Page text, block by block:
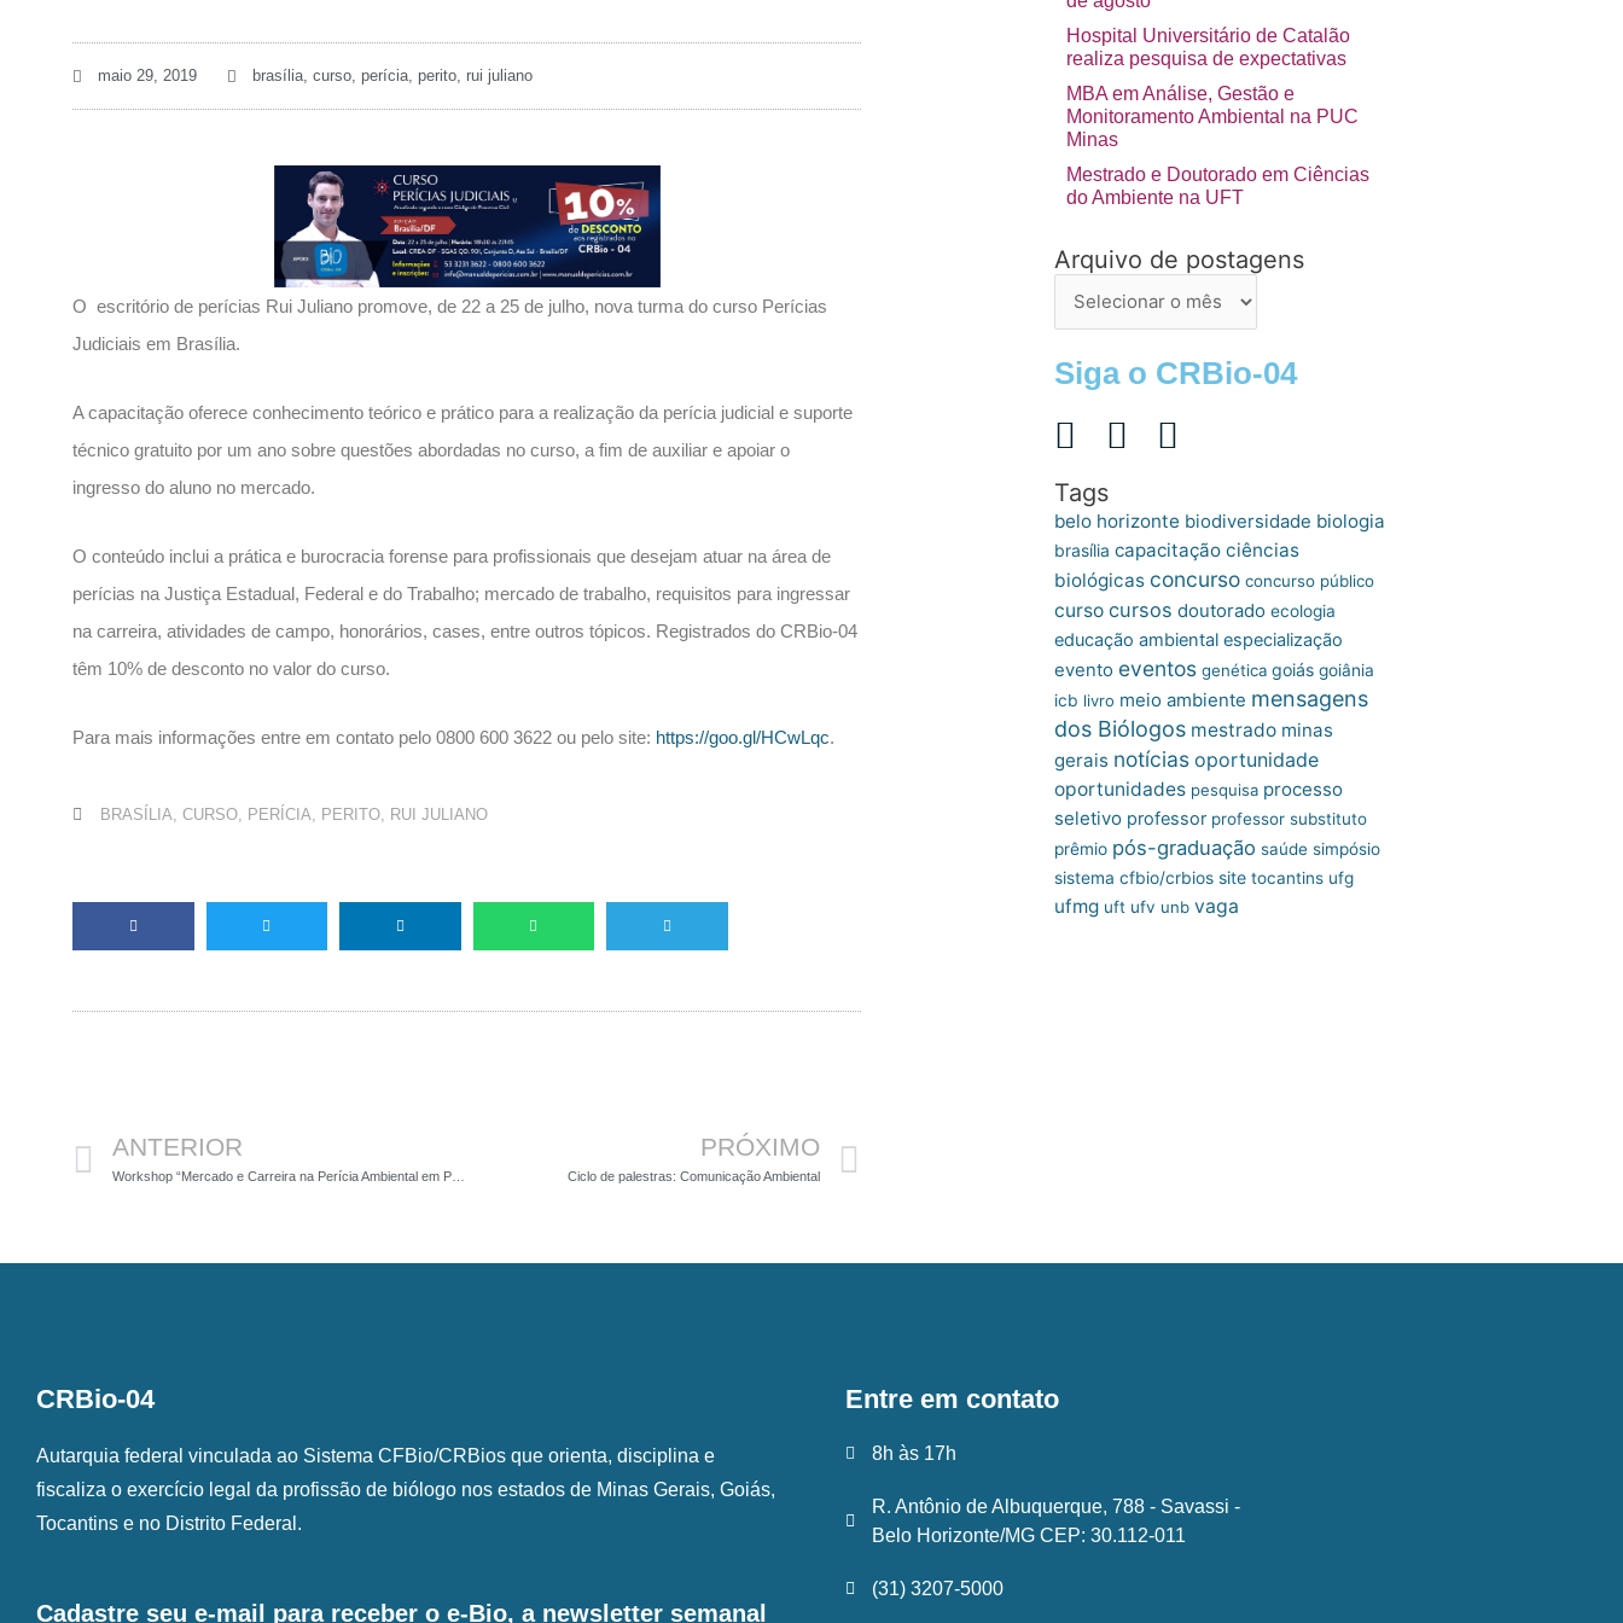
maio 29, 2019 brasília, curso, perícia, perito, rui juliano
O escritório de perícias Rui Juliano promove, de 22 a 25 de julho, nova turma do curso Perícias
Judiciais em Brasília.
A capacitação oferece conhecimento teórico e prático para a realização da perícia judicial e suporte
técnico gratuito por um ano sobre questões abordadas no curso, a fim de auxiliar e apoiar o
ingresso do aluno no mercado.
O conteúdo inclui a prática e burocracia forense para profissionais que desejam atuar na área de
perícias na Justiça Estadual, Federal e do Trabalho; mercado de trabalho, requisitos para ingressar
na carreira, atividades de campo, honorários, cases, entre outros tópicos. Registrados do CRBio-04
têm 10% de desconto no valor do curso.
Para mais informações entre em contato pelo 0800 600 3622 ou pelo site: https://goo.gl/HCwLqc.
BRASÍLIA CURSO PERÍCIA PERITO RUI JULIANO
ANTERIOR PRÓXIMO
Ciclo de palestras: Comunicação Ambiental
Hospital Universitário de Catalão
realiza pesquisa de expectativas
MBA em Análise, Gestão e
Monitoramento Ambiental na PUC
Minas
Mestrado e Doutorado em Ciências
do Ambiente na UFT
Arquivo de postagens
Arquivo
postagens
Siga o CRBio-04
Tags
belo horizonte biodiversidade biologia
brasília capacitação ciências
biológicas concurso concurso público
curso cursos doutorado ecologia
educação ambiental especialização
evento eventos genética goiás goiânia
icb livro meio ambiente mensagens
dos Biólogos mestrado minas
gerais notícias oportunidade
oportunidades pesquisa processo
seletivo professor professor substituto
prêmio pós-graduação saúde simpósio
sistema cfbio/crbios site tocantins ufg
ufmg uft ufv unb vaga
CRBio-04
Autarquia federal vinculada ao Sistema CFBio/CRBios que orienta, disciplina e
fiscaliza o exercício legal da profissão de biólogo nos estados de Minas Gerais, Goiás,
Tocantins e no Distrito Federal.
Cadastre seu e-mail para receber o e-Bio, a newsletter semanal
Entre em contato
8h às 17h
R. Antônio de Albuquerque, 788 - Savassi -
Belo Horizonte/MG CEP: 30.112-011
(31) 3207-5000